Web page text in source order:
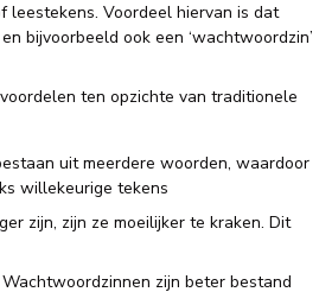
leestekens. Voordeel hiervan is dat
bijvoorbeeld ook een ‘wachtwoordzin’
ten opzichte van traditionele
uit meerdere woorden, waardoor
willekeurige tekens
zijn, zijn ze moeilijker te kraken. Dit
Wachtwoordzinnen zijn beter bestand